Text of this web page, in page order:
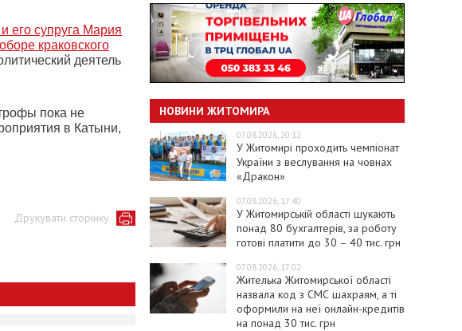
его супруга Мария
краковского
деятель
пока не
в Катыни,
Друкувати сторінку
НОВИНИ ЖИТОМИРА
07.08.2026, 20:12
У Житомирі проходить чемпіонат
України з веслування на човнах
«Дракон»
07.08.2026, 17:40
У Житомирській області шукають
понад 80 бухгалтерів, за роботу
готові платити до 30 – 40 тис. грн
07.08.2026, 17:02
Жителька Житомирської області
назвала код з СМС шахраям, а ті
оформили на неї онлайн-кредитів
на понад 30 тис. грн